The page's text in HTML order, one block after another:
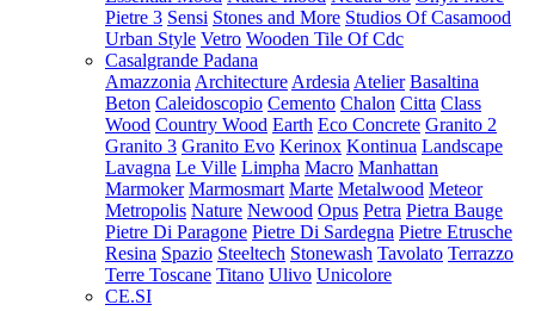
Pietre 3 Sensi Stones and More Studios Of Casamood
Urban Style Vetro Wooden Tile Of Cdc
Casalgrande Padana
Amazzonia Architecture Ardesia Atelier Basaltina
Beton Caleidoscopio Cemento Chalon Citta Class
Wood Country Wood Earth Eco Concrete Granito 2
Granito 3 Granito Evo Kerinox Kontinua Landscape
Lavagna Le Ville Limpha Macro Manhattan
Marmoker Marmosmart Marte Metalwood Meteor
Metropolis Nature Newood Opus Petra Pietra Bauge
Pietre Di Paragone Pietre Di Sardegna Pietre Etrusche
Resina Spazio Steeltech Stonewash Tavolato Terrazzo
Terre Toscane Titano Ulivo Unicolore
CE.SI